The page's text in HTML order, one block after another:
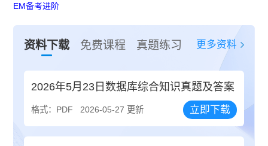
EM备考进阶
资料下载 免费课程 真题练习 更多资料
2026年5月23日数据库综合知识真题及答案
格式：PDF 2026-05-27 更新 立即下载